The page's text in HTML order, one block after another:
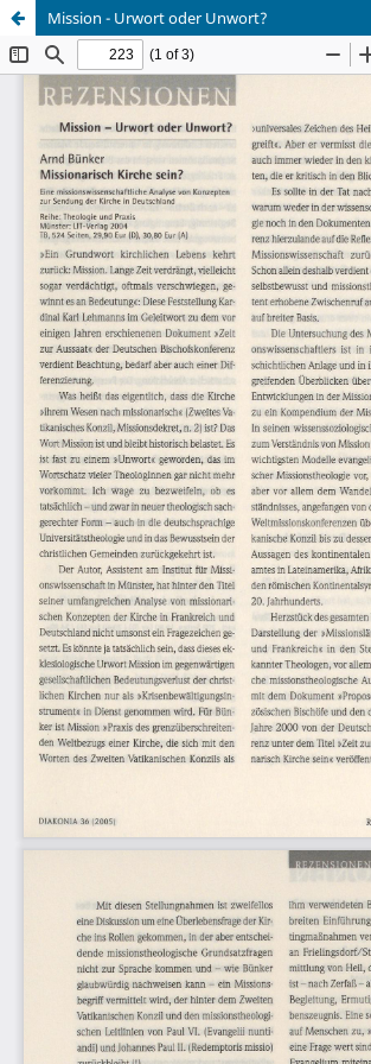
Mission - Urwort oder Unwort?